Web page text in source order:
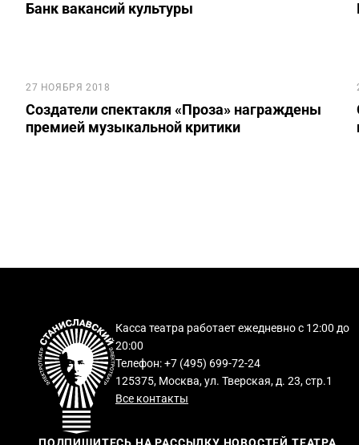
Банк вакансий культуры
27 НОЯБРЯ 2018
Создатели спектакля «Проза» награждены
премией музыкальной критики
Касса театра работает ежедневно с 12:00 до
20:00
Телефон: +7 (495) 699-72-24
125375, Москва, ул. Тверская, д. 23, стр.1
Все контакты
ПОДПИШИТЕСЬ НА РАССЫЛКУ НОВОСТЕЙ ТЕАТРА